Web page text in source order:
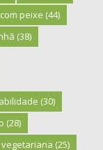
peixe (44)
(38)
(30)
(28)
vegetariana (25)